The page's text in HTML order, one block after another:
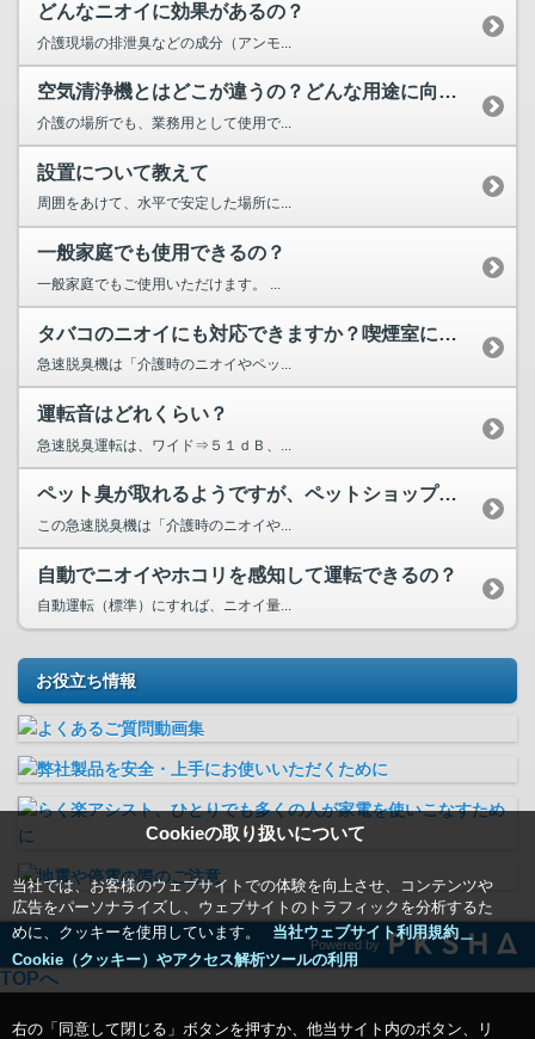
Cookieの取り扱いについて
当社では、お客様のウェブサイトでの体験を向上させ、コンテンツや
広告をパーソナライズし、ウェブサイトのトラフィックを分析するた
めに、クッキーを使用しています。
当社ウェブサイト利用規約＿
Cookie（クッキー）やアクセス解析ツールの利用
右の「同意して閉じる」ボタンを押すか、他当サイト内のボタン、リ
どんなニオイに効果があるの？
介護現場の排泄臭などの成分（アンモ...
空気清浄機とはどこが違うの？どんな用途に向くの？
介護の場所でも、業務用として使用で...
設置について教えて
周囲をあけて、水平で安定した場所に...
一般家庭でも使用できるの？
一般家庭でもご使用いただけます。 ...
タバコのニオイにも対応できますか？喫煙室に置いて使用できますか？
急速脱臭機は「介護時のニオイやペッ...
運転音はどれくらい？
急速脱臭運転は、ワイド⇒５１ｄＢ、...
ペット臭が取れるようですが、ペットショップや動物病院でも使...
この急速脱臭機は「介護時のニオイや...
自動でニオイやホコリを感知して運転できるの？
自動運転（標準）にすれば、ニオイ量...
お役立ち情報
Powered by
TOPへ